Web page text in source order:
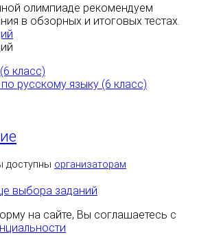
олимпиаде рекомендуем
в обзорных и итоговых тестах.
класс)
русскому языку (6 класс)
доступны организаторам
выбора заданий
на сайте, Вы соглашаетесь с